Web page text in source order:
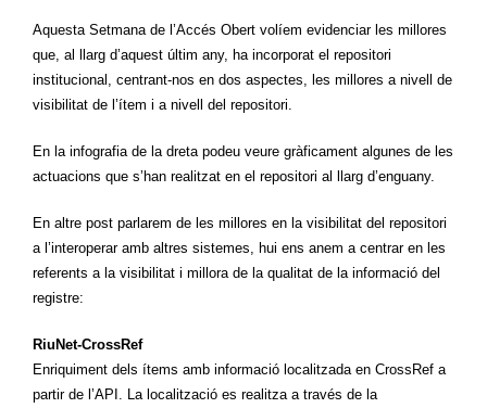
Aquesta Setmana de l’Accés Obert volíem evidenciar les millores
que, al llarg d’aquest últim any, ha incorporat el repositori
institucional, centrant-nos en dos aspectes, les millores a nivell de
visibilitat de l’ítem i a nivell del repositori.
En la infografia de la dreta podeu veure gràficament algunes de les
actuacions que s’han realitzat en el repositori al llarg d’enguany.
En altre post parlarem de les millores en la visibilitat del repositori
a l’interoperar amb altres sistemes, hui ens anem a centrar en les
referents a la visibilitat i millora de la qualitat de la informació del
registre:
RiuNet-CrossRef
Enriquiment dels ítems amb informació localitzada en CrossRef a
partir de l’API. La localització es realitza a través de la